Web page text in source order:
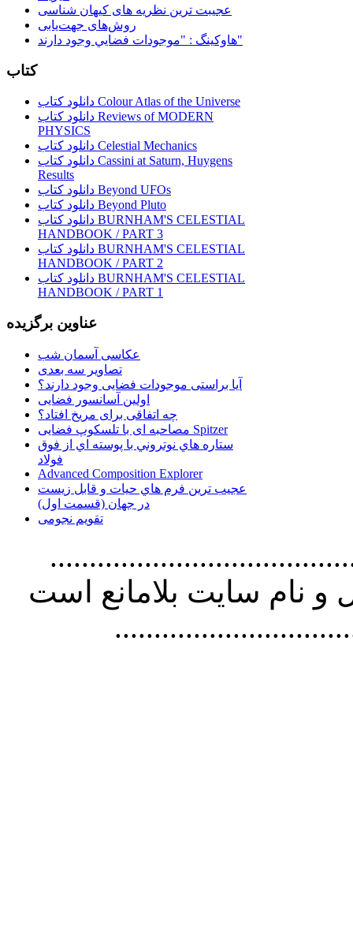
عجیبت ترین نظریه های کیهان شناسی
روش‌های جهت‌یابی
هاوكينگ : "موجودات فضايي وجود دارند"
کتاب
دانلود کتاب Colour Atlas of the Universe
دانلود کتاب Reviews of MODERN
PHYSICS
دانلود کتاب Celestial Mechanics
دانلود کتاب Cassini at Saturn, Huygens
Results
دانلود کتاب Beyond UFOs
دانلود کتاب Beyond Pluto
دانلود کتاب BURNHAM'S CELESTIAL
HANDBOOK / PART 3
دانلود کتاب BURNHAM'S CELESTIAL
HANDBOOK / PART 2
دانلود کتاب BURNHAM'S CELESTIAL
HANDBOOK / PART 1
عناوین برگزیده
عکاسی آسمان شب
تصاویر سه بعدی
آیا براستی موجودات فضایی وجود دارند؟
اولین آسانسور فضایی
چه اتفاقی برای مریخ افتاد؟
مصاحبه ای با تلسکوپ فضایی Spitzer
ستاره هاي نوتروني با پوسته اي از فوق
فولاد
Advanced Composition Explorer
عجیب ترین فرم هاي حيات و قابل زيست
در جهان (قسمت اول)
تقویم نجومی
استفاده از
نام سايت بلامانع است